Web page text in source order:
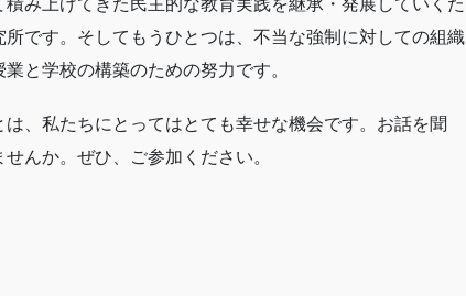
み上げてきた民主的な教育実践を継承・発展していくた
です。そしてもうひとつは、不当な強制に対しての組織
と学校の構築のための努力です。
、私たちにとってはとても幸せな機会です。お話を聞
んか。ぜひ、ご参加ください。